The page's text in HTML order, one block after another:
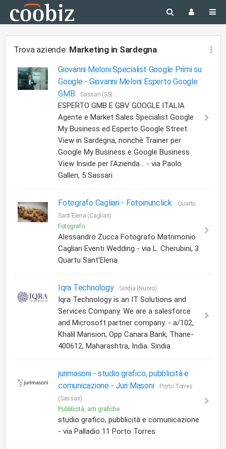
Trova aziende: Marketing in Sardegna
Giovanni Meloni Specialist Google Primi su
Google - Giovanni Meloni Esperto Google
GMB
Sassari (SS)
ESPERTO GMB E GBV GOOGLE ITALIA
Agente e Market Sales Specialist Google
My Business ed Esperto Google Street
View in Sardegna, nonchè Trainer per
Google My Business e Google Business
View Inside per l'Azienda... - via Paolo
Galleri, 5 Sassari
Fotografo Cagliari - Fotoinunclick
Quartu
Sant'Elena (Cagliari)
Fotografo
Alessandro Zucca Fotografo Matrimonio
Cagliari Eventi Wedding - via L. Cherubini, 3
Quartu Sant'Elena
Iqra Technology Sindia (Nuoro)
Iqra Technology is an IT Solutions and
Services Company. We are a salesforce
and Microsoft partner company. - a/102,
Khalil Mansion, Opp Canara Bank, Thane-
400612, Maharashtra, India. Sindia
jurimasoni - studio grafico, pubblicità e
comunicazione -Juri Masoni
Porto Torres
(Sassari)
Pubblicità, arti grafiche
studio grafico, pubblicità e comunicazione
- via Palladio 11 Porto Torres